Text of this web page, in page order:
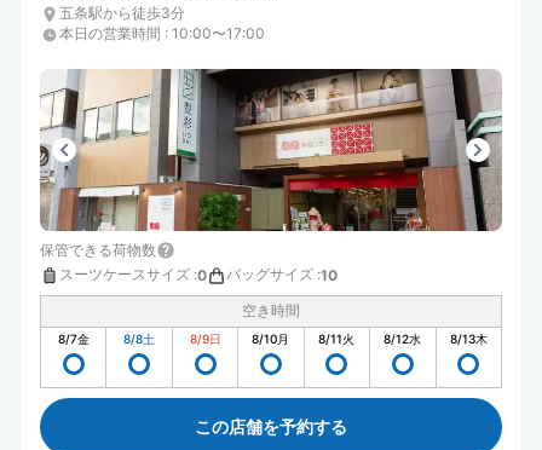
五条駅から徒歩3分
本日の営業時間 : 10:00〜17:00
保管できる荷物数
スーツケースサイズ :0 バッグサイズ :10
空き時間
8/7金 8/8土 8/9日 8/10月 8/11火 8/12水 8/13木
この店舗を予約する